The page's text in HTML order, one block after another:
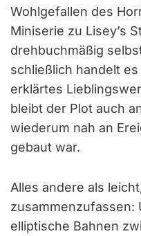
Wohlgefallen des
Miniserie zu Lisey’s
drehbuchmäßig
schließlich handelt
erklärtes
bleibt der Plot auch
wiederum nah an
gebaut war.
Alles andere als
zusammenzufassen:
elliptische Bahnen